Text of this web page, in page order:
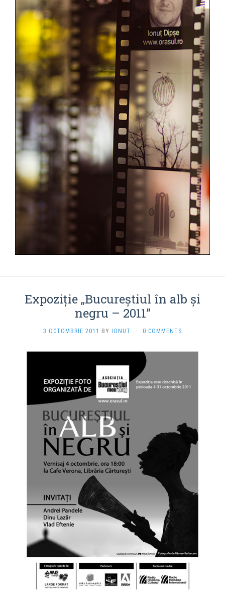
Expoziţie „Bucureştiul în alb şi
negru – 2011”
3 OCTOMBRIE 2011 BY IONUT · 0 COMMENTS